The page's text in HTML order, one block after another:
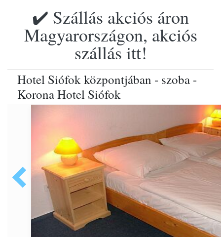
✔️ Szállás akciós áron
Magyarországon, akciós
szállás itt!
Hotel Siófok központjában - szoba -
Korona Hotel Siófok